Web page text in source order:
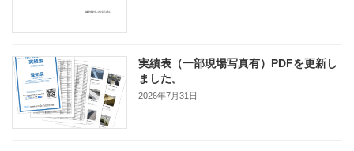
実績表（一部現場写真有）PDFを更新し
ました。
2026年7月31日